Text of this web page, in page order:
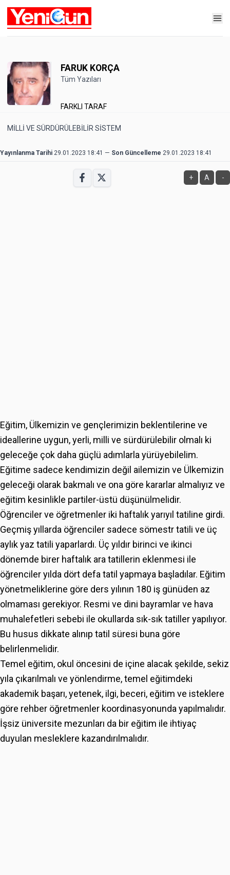
FARUK KORÇA
Tüm Yazıları
FARKLI TARAF
MİLLİ VE SÜRDÜRÜLEBİLİR SİSTEM
Yayınlanma Tarihi 29.01.2023 18:41 — Son Güncelleme 29.01.2023 18:41
+ A -
Eğitim, Ülkemizin ve gençlerimizin beklentilerine ve
ideallerine uygun, yerli, milli ve sürdürülebilir olmalı ki
geleceğe çok daha güçlü adımlarla yürüyebilelim.
Eğitime sadece kendimizin değil ailemizin ve Ülkemizin
geleceği olarak bakmalı ve ona göre kararlar almalıyız ve
eğitim kesinlikle partiler-üstü düşünülmelidir.
Öğrenciler ve öğretmenler iki haftalık yarıyıl tatiline girdi.
Geçmiş yıllarda öğrenciler sadece sömestr tatili ve üç
aylık yaz tatili yaparlardı. Üç yıldır birinci ve ikinci
dönemde birer haftalık ara tatillerin eklenmesi ile
öğrenciler yılda dört defa tatil yapmaya başladılar. Eğitim
yönetmeliklerine göre ders yılının 180 iş günüden az
olmaması gerekiyor. Resmi ve dini bayramlar ve hava
muhalefetleri sebebi ile okullarda sık-sık tatiller yapılıyor.
Bu husus dikkate alınıp tatil süresi buna göre
belirlenmelidir.
Temel eğitim, okul öncesini de içine alacak şekilde, sekiz
yıla çıkarılmalı ve yönlendirme, temel eğitimdeki
akademik başarı, yetenek, ilgi, beceri, eğitim ve isteklere
göre rehber öğretmenler koordinasyonunda yapılmalıdır.
İşsiz üniversite mezunları da bir eğitim ile ihtiyaç
duyulan mesleklere kazandırılmalıdır.